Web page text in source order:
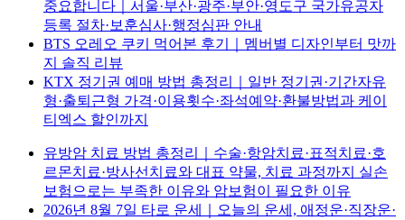
중요합니다｜서울·부산·광주·부안·영도구 국가유공자
등록 절차·보훈심사·행정심판 안내
BTS 오레오 쿠키 먹어본 후기｜멤버별 디자인부터 맛까
지 솔직 리뷰
KTX 정기권 예매 방법 총정리｜일반 정기권·기간자유
형·출퇴근형 가격·이용횟수·좌석예약·환불방법과 케이
티엑스 할인까지
유방암 치료 방법 총정리｜수술·항암치료·표적치료·호
르몬치료·방사선치료와 대표 약물, 치료 과정까지 실손
보험으로는 부족한 이유와 암보험이 필요한 이유
2026년 8월 7일 타로 운세｜오늘의 운세, 애정운·직장운·